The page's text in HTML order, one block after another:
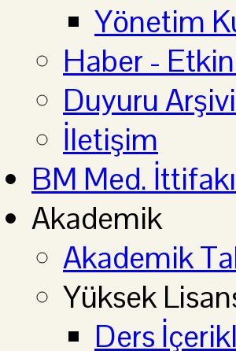
Yönetim
Haber -
Duyuru Arşivi
İletişim
BM Med. İttifakı
Akademik
Akademik
Yüksek
Ders